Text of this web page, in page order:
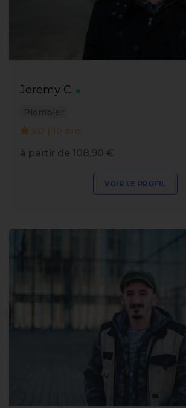
Jeremy C.
Plombier
5.0 | 10 avis
à partir de 108,90 €
VOIR LE PROFIL